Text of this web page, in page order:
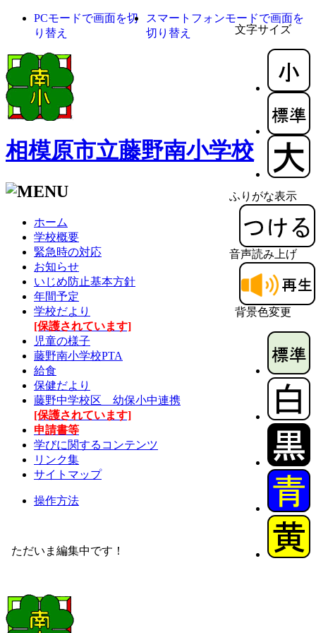
文字サイズ
ふりがな表示
音声読み上げ
背景色変更
PCモードで画面を切
り替え
スマートフォンモードで画面を
切り替え
相模原市立藤野南小学校
ホーム
学校概要
緊急時の対応
お知らせ
いじめ防止基本方針
年間予定
学校だより
[保護されています]
児童の様子
藤野南小学校PTA
給食
保健だより
藤野中学校区 幼保小中連携
[保護されています]
申請書等
学びに関するコンテンツ
リンク集
サイトマップ
操作方法
ただいま編集中です！